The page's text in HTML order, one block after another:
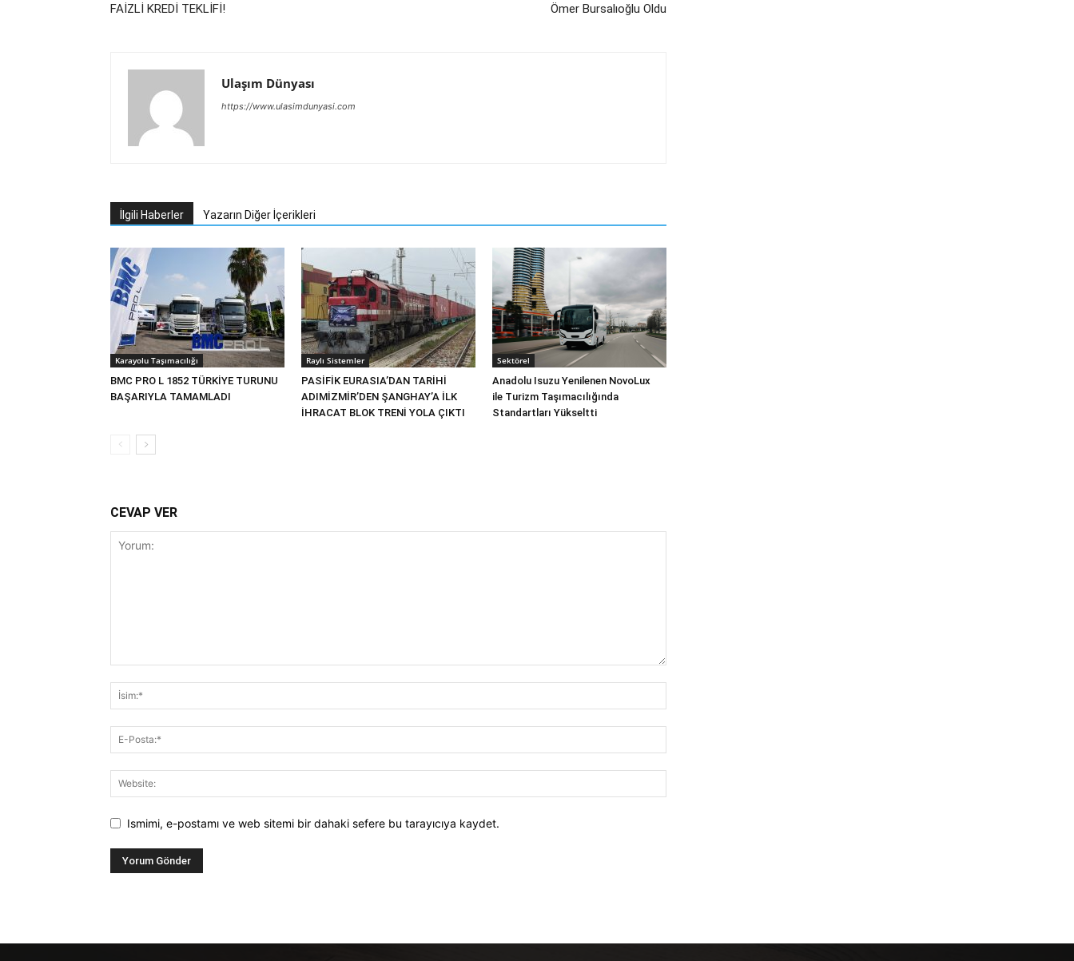
FAİZLİ KREDİ TEKLİFİ!
Ömer Bursalıoğlu Oldu
Ulaşım Dünyası
https://www.ulasimdunyasi.com
İlgili Haberler Yazarın Diğer İçerikleri
Karayolu Taşımacılığı
BMC PRO L 1852 TÜRKİYE TURUNU
BAŞARIYLA TAMAMLADI
Raylı Sistemler
PASİFİK EURASIA’DAN TARİHİ
ADIMİZMİR’DEN ŞANGHAY’A İLK
İHRACAT BLOK TRENİ YOLA ÇIKTI
Sektörel
Anadolu Isuzu Yenilenen NovoLux
ile Turizm Taşımacılığında
Standartları Yükseltti
CEVAP VER
Ismimi, e-postamı ve web sitemi bir dahaki sefere bu tarayıcıya kaydet.